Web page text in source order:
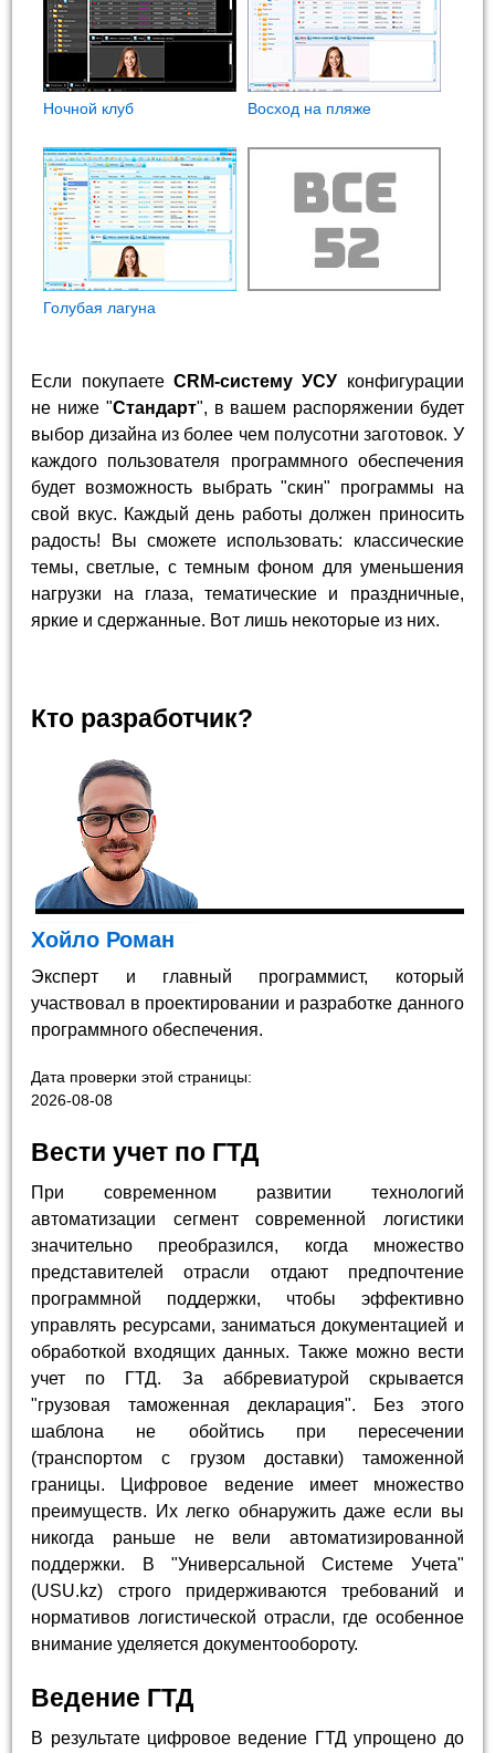
Ночной клуб Восход на пляже
Голубая лагуна
Если покупаете CRM-систему УСУ конфигурации
не ниже "Стандарт", в вашем распоряжении будет
выбор дизайна из более чем полусотни заготовок. У
каждого пользователя программного обеспечения
будет возможность выбрать "скин" программы на
свой вкус. Каждый день работы должен приносить
радость! Вы сможете использовать: классические
темы, светлые, с темным фоном для уменьшения
нагрузки на глаза, тематические и праздничные,
яркие и сдержанные. Вот лишь некоторые из них.
Кто разработчик?
Хойло Роман
Эксперт и главный программист, который
участвовал в проектировании и разработке данного
программного обеспечения.
Дата проверки этой страницы:
2026-08-08
Вести учет по ГТД
При современном развитии технологий
автоматизации сегмент современной логистики
значительно преобразился, когда множество
представителей отрасли отдают предпочтение
программной поддержки, чтобы эффективно
управлять ресурсами, заниматься документацией и
обработкой входящих данных. Также можно вести
учет по ГТД. За аббревиатурой скрывается
"грузовая таможенная декларация". Без этого
шаблона не обойтись при пересечении
(транспортом с грузом доставки) таможенной
границы. Цифровое ведение имеет множество
преимуществ. Их легко обнаружить даже если вы
никогда раньше не вели автоматизированной
поддержки. В "Универсальной Системе Учета"
(USU.kz) строго придерживаются требований и
нормативов логистической отрасли, где особенное
внимание уделяется документообороту.
Ведение ГТД
В результате цифровое ведение ГТД упрощено до